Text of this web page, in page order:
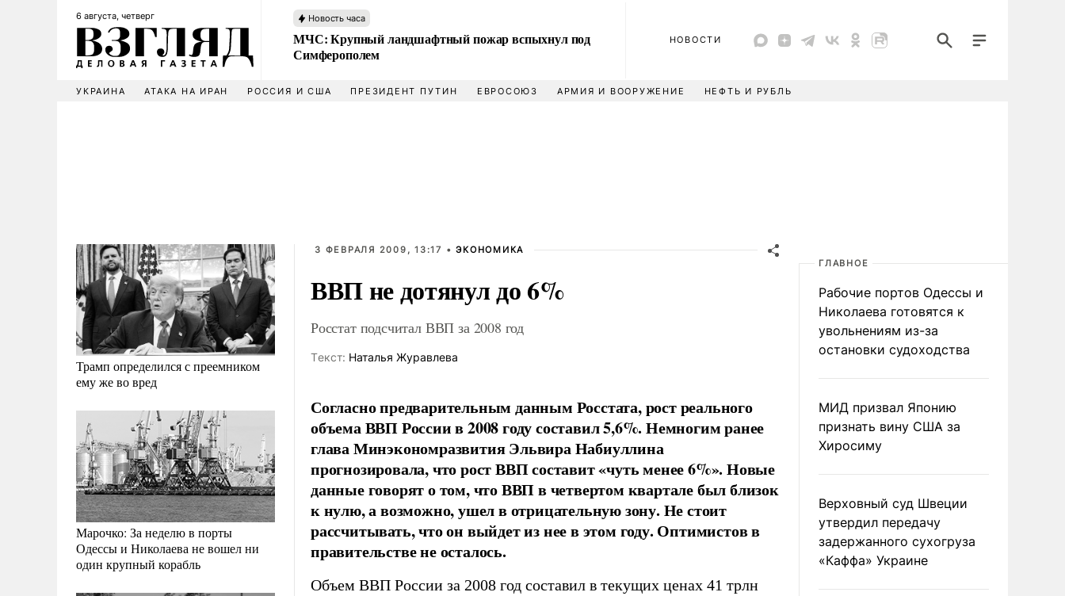
6 августа, четверг Новость часа
МЧС: Крупный ландшафтный пожар вспыхнул под
Симферополем
НОВОСТИ
УКРАИНА АТАКА НА ИРАН РОССИЯ И США ПРЕЗИДЕНТ ПУТИН ЕВРОСОЮЗ АРМИЯ И ВООРУЖЕНИЕ НЕФТЬ И РУБЛЬ
Трамп определился с преемником
ему же во вред
Марочко: За неделю в порты
Одессы и Николаева не вошел ни
один крупный корабль
3 ФЕВРАЛЯ 2009, 13:17 •ЭКОНОМИКА
ВВП не дотянул до 6%
Росстат подсчитал ВВП за 2008 год
Tекст: Наталья Журавлева
Согласно предварительным данным Росстата, рост реального
объема ВВП России в 2008 году составил 5,6%. Немногим ранее
глава Минэкономразвития Эльвира Набиуллина
прогнозировала, что рост ВВП составит «чуть менее 6%». Новые
данные говорят о том, что ВВП в четвертом квартале был близок
к нулю, а возможно, ушел в отрицательную зону. Не стоит
рассчитывать, что он выйдет из нее в этом году. Оптимистов в
правительстве не осталось.
Объем ВВП России за 2008 год составил в текущих ценах 41 трлн
ГЛАВНОЕ
Рабочие портов Одессы и
Николаева готовятся к
увольнениям из-за
остановки судоходства
МИД призвал Японию
признать вину США за
Хиросиму
Верховный суд Швеции
утвердил передачу
задержанного сухогруза
«Каффа» Украине